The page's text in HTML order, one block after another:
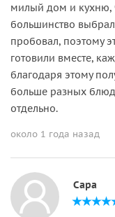
милый дом и кухню,
большинство
пробовал, поэтому
готовили вместе,
благодаря этому
больше разных
отдельно.
около 1 года назад
Сара